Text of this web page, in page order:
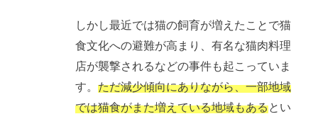
しかし最近では猫の飼育が増えたことで猫
食文化への避難が高まり、有名な猫肉料理
店が襲撃されるなどの事件も起こっていま
す。ただ減少傾向にありながら、一部地域
では猫食がまた増えている地域もあるとい